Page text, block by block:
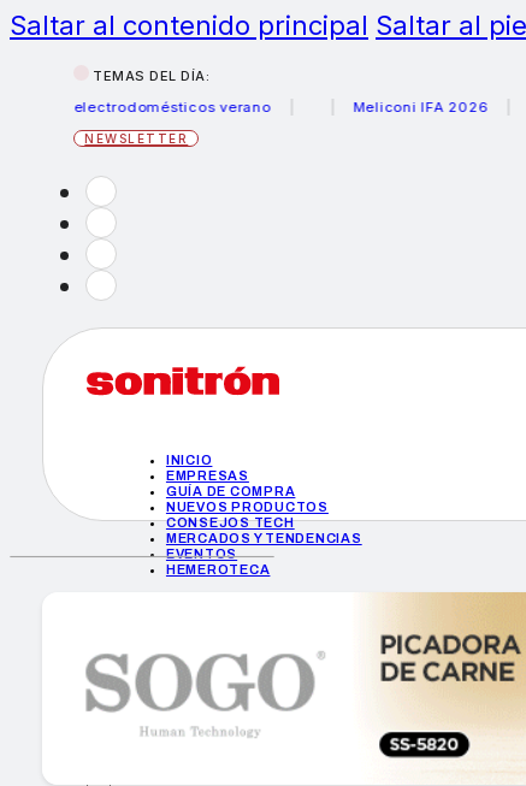
Saltar al contenido principal Saltar al
TEMAS DEL DÍA:
electrodomésticos verano
Meliconi IFA 2026 Canon
NEWSLETTER
INICIO
EMPRESAS
GUÍA DE COMPRA
NUEVOS PRODUCTOS
CONSEJOS TECH
MERCADOS Y TENDENCIAS
EVENTOS
HEMEROTECA
GUÍA DE COMPRA
NUEVOS PRODUCTOS
CONSEJOS TECH
MERCADOS Y TENDENCIAS
HEMEROTECA